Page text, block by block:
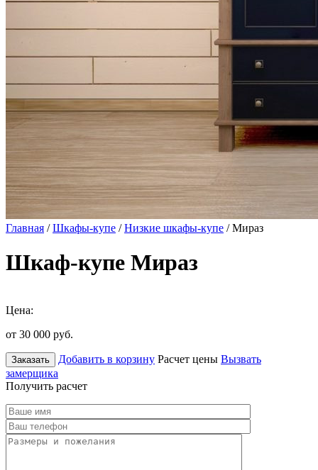
Главная /Шкафы-купе /Низкие шкафы-купе / Мираз
Шкаф-купе Мираз
Цена:
от 30 000 руб.
Заказать Добавить в корзину Расчет цены Вызвать
замерщика
Получить расчет